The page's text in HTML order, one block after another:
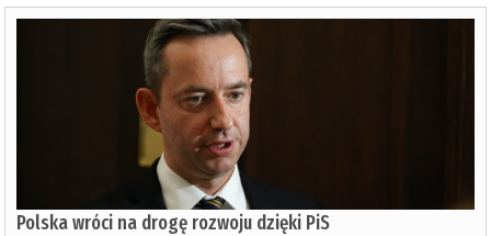
Polska wróci na drogę rozwoju dzięki PiS